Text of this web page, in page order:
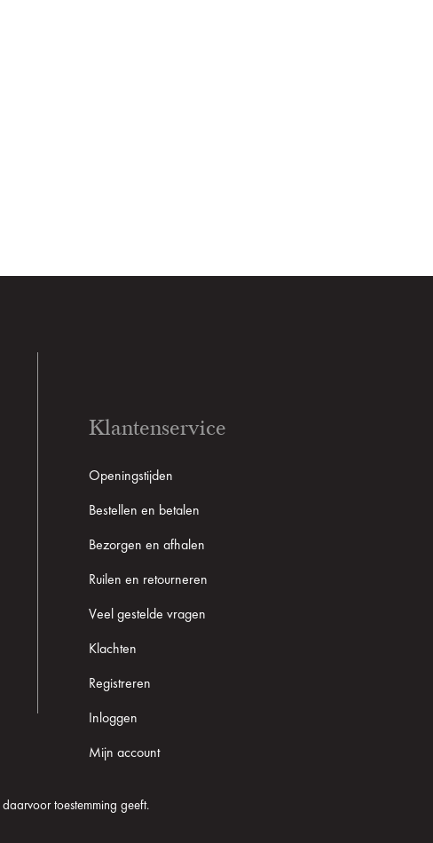
toestemming geeft.
Klantenservice
Openingstijden
Bestellen en betalen
Bezorgen en afhalen
Ruilen en retourneren
Veel gestelde vragen
Klachten
Registreren
Inloggen
Mijn account
Cookie informatie